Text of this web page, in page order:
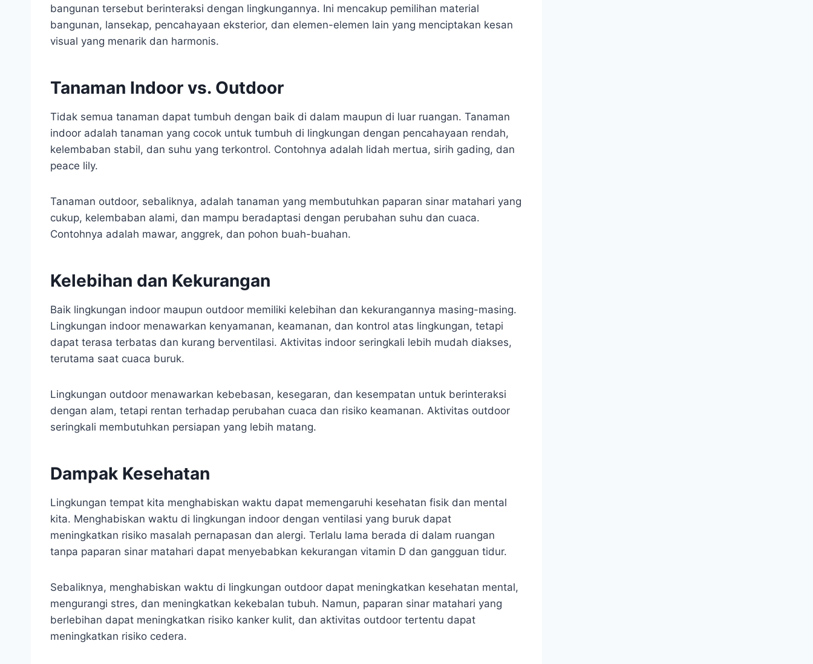
bangunan tersebut berinteraksi dengan lingkungannya. Ini mencakup pemilihan material
bangunan, lansekap, pencahayaan eksterior, dan elemen-elemen lain yang menciptakan kesan
visual yang menarik dan harmonis.
Tanaman Indoor vs. Outdoor
Tidak semua tanaman dapat tumbuh dengan baik di dalam maupun di luar ruangan. Tanaman
indoor adalah tanaman yang cocok untuk tumbuh di lingkungan dengan pencahayaan rendah,
kelembaban stabil, dan suhu yang terkontrol. Contohnya adalah lidah mertua, sirih gading, dan
peace lily.
Tanaman outdoor, sebaliknya, adalah tanaman yang membutuhkan paparan sinar matahari yang
cukup, kelembaban alami, dan mampu beradaptasi dengan perubahan suhu dan cuaca.
Contohnya adalah mawar, anggrek, dan pohon buah-buahan.
Kelebihan dan Kekurangan
Baik lingkungan indoor maupun outdoor memiliki kelebihan dan kekurangannya masing-masing.
Lingkungan indoor menawarkan kenyamanan, keamanan, dan kontrol atas lingkungan, tetapi
dapat terasa terbatas dan kurang berventilasi. Aktivitas indoor seringkali lebih mudah diakses,
terutama saat cuaca buruk.
Lingkungan outdoor menawarkan kebebasan, kesegaran, dan kesempatan untuk berinteraksi
dengan alam, tetapi rentan terhadap perubahan cuaca dan risiko keamanan. Aktivitas outdoor
seringkali membutuhkan persiapan yang lebih matang.
Dampak Kesehatan
Lingkungan tempat kita menghabiskan waktu dapat memengaruhi kesehatan fisik dan mental
kita. Menghabiskan waktu di lingkungan indoor dengan ventilasi yang buruk dapat
meningkatkan risiko masalah pernapasan dan alergi. Terlalu lama berada di dalam ruangan
tanpa paparan sinar matahari dapat menyebabkan kekurangan vitamin D dan gangguan tidur.
Sebaliknya, menghabiskan waktu di lingkungan outdoor dapat meningkatkan kesehatan mental,
mengurangi stres, dan meningkatkan kekebalan tubuh. Namun, paparan sinar matahari yang
berlebihan dapat meningkatkan risiko kanker kulit, dan aktivitas outdoor tertentu dapat
meningkatkan risiko cedera.